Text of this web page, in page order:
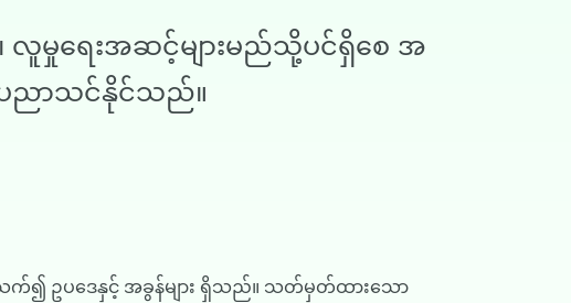
လူမှုရေးအဆင့်များမည်သို့ပင်ရှိစေ အ
ညာသင်နိုင်သည်။
က်၍ ဥပဒေနှင့် အခွန်များ ရှိသည်။ သတ်မှတ်ထားသော